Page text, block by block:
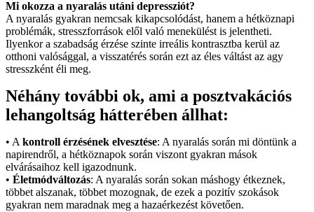
Mi okozza a nyaralás utáni depressziót?
A nyaralás gyakran nemcsak kikapcsolódást, hanem a hétköznapi
problémák, stresszforrások elől való menekülést is jelentheti.
Ilyenkor a szabadság érzése szinte irreális kontrasztba kerül az
otthoni valósággal, a visszatérés során ezt az éles váltást az agy
stresszként éli meg.
Néhány további ok, ami a posztvakációs
lehangoltság hátterében állhat:
• Akontroll érzésének elvesztése: A nyaralás során mi döntünk a
napirendről, a hétköznapok során viszont gyakran mások
elvárásaihoz kell igazodnunk.
• Életmódváltozás: A nyaralás során sokan máshogy étkeznek,
többet alszanak, többet mozognak, de ezek a pozitív szokások
gyakran nem maradnak meg a hazaérkezést követően.